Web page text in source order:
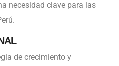
necesidad clave para las
de crecimiento y